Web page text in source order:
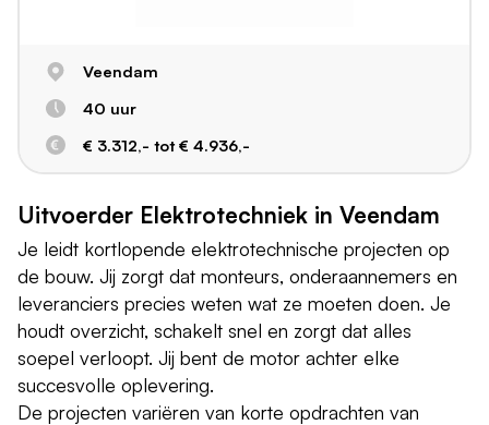
Veendam
40 uur
€ 3.312,- tot € 4.936,-
Uitvoerder Elektrotechniek in Veendam
Je leidt kortlopende elektrotechnische projecten op
de bouw. Jij zorgt dat monteurs, onderaannemers en
leveranciers precies weten wat ze moeten doen. Je
houdt overzicht, schakelt snel en zorgt dat alles
soepel verloopt. Jij bent de motor achter elke
succesvolle oplevering.
De projecten variëren van korte opdrachten van